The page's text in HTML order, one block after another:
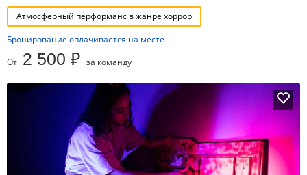
Атмосферный перформанс в жанре хоррор
Бронирование оплачивается на месте
От 2 500 ₽ за команду